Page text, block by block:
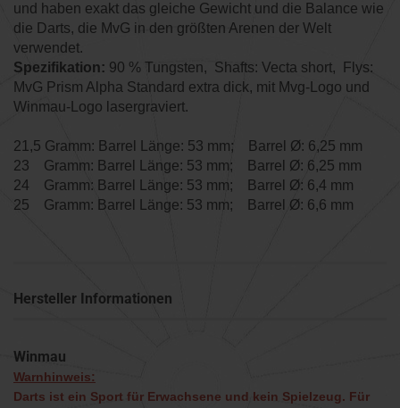
und haben exakt das gleiche Gewicht und die Balance wie
die Darts, die MvG in den größten Arenen der Welt
verwendet.
Spezifikation: 90 % Tungsten, Shafts: Vecta short, Flys:
MvG Prism Alpha Standard extra dick, mit Mvg-Logo und
Winmau-Logo lasergraviert.
21,5 Gramm: Barrel Länge: 53 mm; Barrel Ø: 6,25 mm
23 Gramm: Barrel Länge: 53 mm; Barrel Ø: 6,25 mm
24 Gramm: Barrel Länge: 53 mm; Barrel Ø: 6,4 mm
25 Gramm: Barrel Länge: 53 mm; Barrel Ø: 6,6 mm
Hersteller Informationen
Winmau
Warnhinweis:
Darts ist ein Sport für Erwachsene und kein Spielzeug. Für